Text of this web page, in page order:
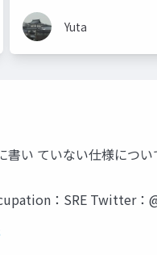
Yuta
い ていない仕様につい
：SRE Twitter